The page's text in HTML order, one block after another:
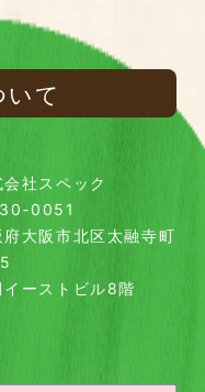
いて
会社スペック
0051
府大阪市北区太融寺町
イーストビル8階